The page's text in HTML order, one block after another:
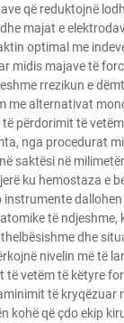
që reduktojnë
majat e
optimal me
midis majave të
rrezikun e
me alternativat
përdorimit të
nga procedurat
saktësi në
ku hemostaza e
instrumente
të ndjeshme,
dhe
nivelin më të
të vetëm të këtyre
të kryqëzuar
kohë që çdo ekip